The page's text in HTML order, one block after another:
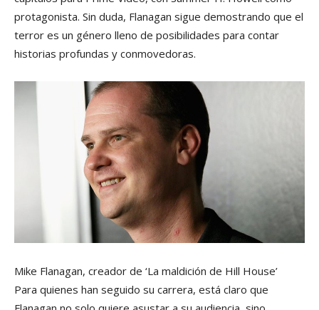
protagonista. Sin duda, Flanagan sigue demostrando que el
terror es un género lleno de posibilidades para contar
historias profundas y conmovedoras.
Mike Flanagan, creador de ‘La maldición de Hill House’
Para quienes han seguido su carrera, está claro que